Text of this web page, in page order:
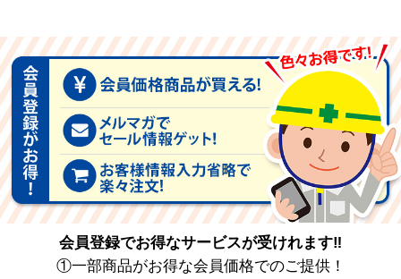
会員登録でお得なサービスが受けれます‼
①一部商品がお得な会員価格でのご提供！